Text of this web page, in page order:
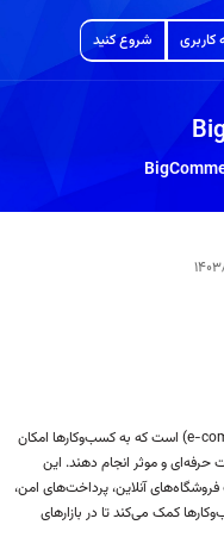
کاربری شروع کنید
BigCommerce یک پلتفرم تجارت الکترونیک (e-commerce) است که به کسب‌وکارها امکان
و موثر انجام دهند. این
آنلاین، پرداخت‌های امن،
کمک می‌کند تا در بازارهای